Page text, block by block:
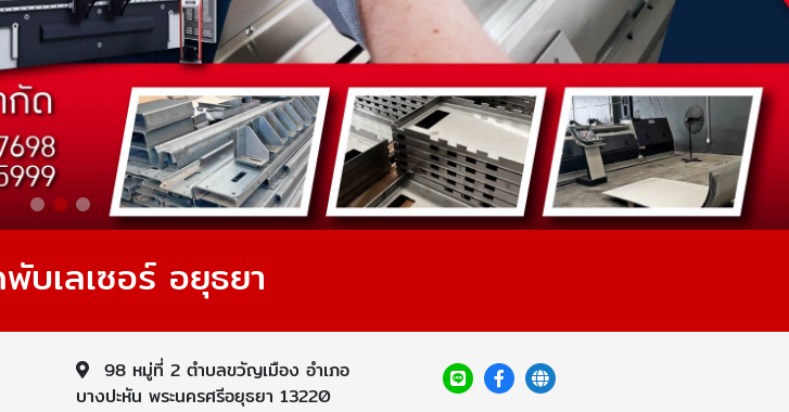
บเลเซอร์ อยุธยา
98 หมู่ที่ 2 ตำบลขวัญเมือง อำเภอ
บางปะหัน พระนครศรีอยุธยา 13220